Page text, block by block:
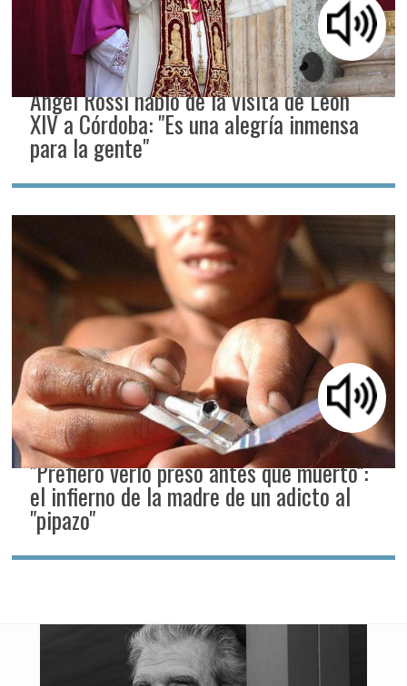
Ángel Rossi habló de la visita de León
XIV a Córdoba: "Es una alegría inmensa
para la gente"
"Prefiero verlo preso antes que muerto":
el infierno de la madre de un adicto al
"pipazo"